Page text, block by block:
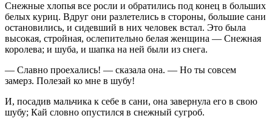
Снежные хлопья все росли и обратились под конец в больших
белых куриц. Вдруг они разлетелись в стороны, большие сани
остановились, и сидевший в них человек встал. Это была
высокая, стройная, ослепительно белая женщина — Снежная
королева; и шуба, и шапка на ней были из снега.
— Славно проехались! — сказала она. — Но ты совсем
замерз. Полезай ко мне в шубу!
И, посадив мальчика к себе в сани, она завернула его в свою
шубу; Кай словно опустился в снежный сугроб.